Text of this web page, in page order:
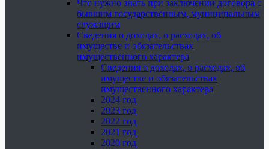
Что нужно знать при заключении договора с
бывшим государственным, муниципальным
служащим
Сведения о доходах, о расходах, об
имуществе и обязательствах
имущественного характера
Сведения о доходах, о расходах, об
имуществе и обязательствах
имущественного характера
2024 год
2023 год
2022 год
2021 год
2020 год